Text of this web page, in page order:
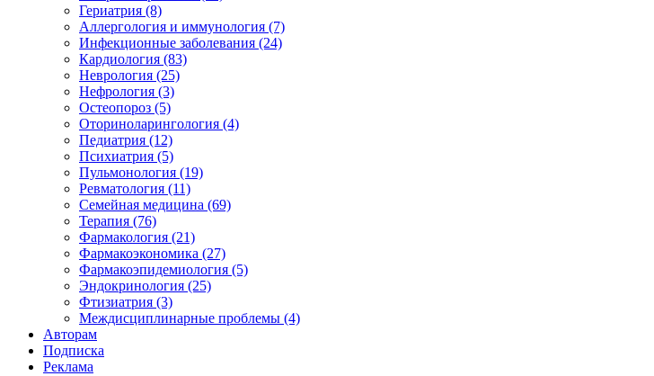
Гериатрия (8)
Аллергология и иммунология (7)
Инфекционные заболевания (24)
Кардиология (83)
Неврология (25)
Нефрология (3)
Остеопороз (5)
Оториноларингология (4)
Педиатрия (12)
Психиатрия (5)
Пульмонология (19)
Ревматология (11)
Семейная медицина (69)
Терапия (76)
Фармакология (21)
Фармакоэкономика (27)
Фармакоэпидемиология (5)
Эндокринология (25)
Фтизиатрия (3)
Междисциплинарные проблемы (4)
Авторам
Подписка
Реклама